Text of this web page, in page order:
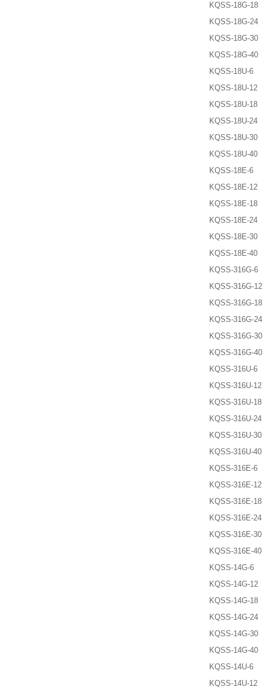
KQSS-18G-18
KQSS-18G-24
KQSS-18G-30
KQSS-18G-40
KQSS-18U-6
KQSS-18U-12
KQSS-18U-18
KQSS-18U-24
KQSS-18U-30
KQSS-18U-40
KQSS-18E-6
KQSS-18E-12
KQSS-18E-18
KQSS-18E-24
KQSS-18E-30
KQSS-18E-40
KQSS-316G-6
KQSS-316G-12
KQSS-316G-18
KQSS-316G-24
KQSS-316G-30
KQSS-316G-40
KQSS-316U-6
KQSS-316U-12
KQSS-316U-18
KQSS-316U-24
KQSS-316U-30
KQSS-316U-40
KQSS-316E-6
KQSS-316E-12
KQSS-316E-18
KQSS-316E-24
KQSS-316E-30
KQSS-316E-40
KQSS-14G-6
KQSS-14G-12
KQSS-14G-18
KQSS-14G-24
KQSS-14G-30
KQSS-14G-40
KQSS-14U-6
KQSS-14U-12